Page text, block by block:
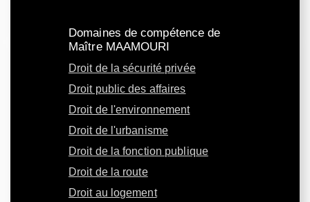
Domaines de compétence de
Maître MAAMOURI
Droit de la sécurité privée
Droit public des affaires
Droit de l'environnement
Droit de l'urbanisme
Droit de la fonction publique
Droit de la route
Droit au logement